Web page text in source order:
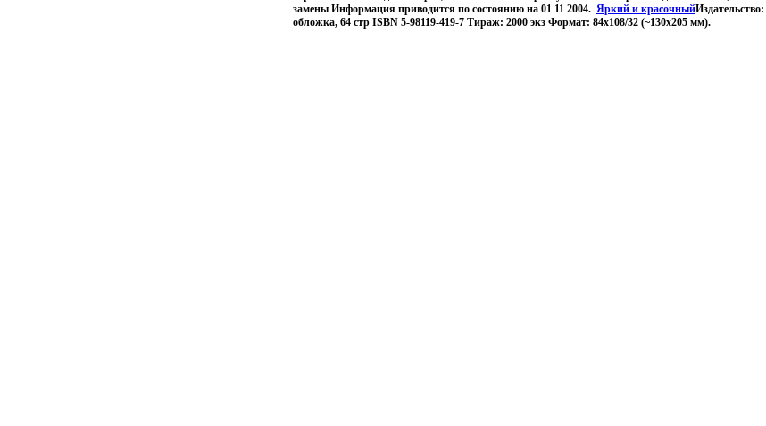
замены Информация приводится по состоянию на 01 11 2004. Яркий и красочный
обложка, 64 стр ISBN 5-98119-419-7 Тираж: 2000 экз Формат: 84x108/32 (~130х205 мм).